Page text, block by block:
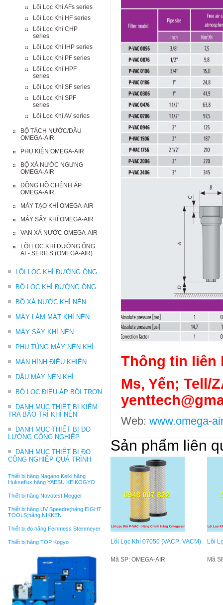
Lõi Lọc Khí AFs series
Lõi Lọc Khí HF series
Lõi Lọc Khí CHP
series
Lõi Lọc Khí IHP series
Lõi Lọc Khí PF series
Lõi Lọc Khí HPF
series
Lõi Lọc Khí SF series
Lõi Lọc Khí SPF
series
Lõi Lọc Khí AV series
BỘ TÁCH NƯỚC/DẦU
OMEGA-AIR
PHỤ KIỆN OMEGA-AIR
BỘ XẢ NƯỚC NGƯNG
OMEGA-AIR
ĐỒNG HỒ CHÊNH ÁP
OMEGA-AIR
MÁY TẠO KHÍ OMEGA-AIR
MÁY SẤY KHÍ OMEGA-AIR
VAN XẢ NƯỚC OMEGA-AIR
LÕI LỌC KHÍ ĐƯỜNG ỐNG
AF- SERIES (OMEGA-AIR)
LÕI LỌC KHÍ ĐƯỜNG ỐNG
BỘ LỌC KHÍ ĐƯỜNG ỐNG
BỘ XẢ NƯỚC KHÍ NÉN
MÁY LÀM MÁT KHÍ NÉN
MÁY SẤY KHÍ NÉN
PHỤ TÙNG MÁY NÉN KHÍ
MÀN HÌNH ĐIỀU KHIỂN
DẦU MÁY NÉN KHÍ
BỘ LỌC ĐIỀU ÁP BÔI TRƠN
DANH MỤC THIẾT BỊ KIỂM
TRA BẢO TRÌ KHÍ NÉN
DANH MỤC THIẾT BỊ ĐO
LƯỜNG CÔNG NGHIỆP
DANH MỤC THIẾT BỊ ĐO
CÔNG NGHIỆP QUÁ TRÌNH
Thiết bị hãng Nagano Keiki;hãng
Hukseflux;hãng YAESU KEIKOGYO
Thiết bị hãng Novotest;Megger
Thiết bị hãng UV Speedre;hãng EIGHT
TOOLS;hãng NIKKEN
Thiết bị đo hãng Feinmess Steinmeyer
Thiết bị hãng TOP Kogyo
Thông tin liên
Ms, Yến; Tell/
Web: www.omega-
Sản phẩm liên
Lõi Lọc Khí 07050 (VACP; VACM)
Mã SP: OMEGA-AIR
Lõi
Mã